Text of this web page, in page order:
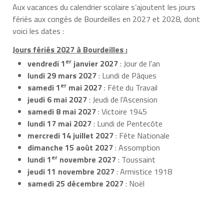
Aux vacances du calendrier scolaire s’ajoutent les jours
fériés aux congés de Bourdeilles en 2027 et 2028, dont
voici les dates :
Jours fériés 2027 à Bourdeilles :
vendredi 1er janvier 2027: Jour de l'an
lundi 29 mars 2027: Lundi de Pâques
samedi 1er mai 2027: Fête du Travail
jeudi 6 mai 2027: Jeudi de l'Ascension
samedi 8 mai 2027: Victoire 1945
lundi 17 mai 2027: Lundi de Pentecôte
mercredi 14 juillet 2027: Fête Nationale
dimanche 15 août 2027: Assomption
lundi 1er novembre 2027: Toussaint
jeudi 11 novembre 2027: Armistice 1918
samedi 25 décembre 2027: Noël